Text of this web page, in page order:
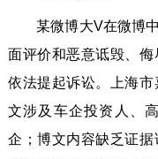
某微博大V在微博中
面评价和恶意诋毁、
依法提起诉讼。上海
文涉及车企投资人、
企；博文内容缺乏证